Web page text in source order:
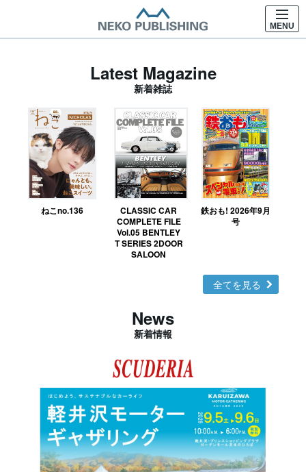
MENU
Latest Magazine
新着雑誌
ねこno.136
CLASSIC CAR
COMPLETE FILE
Vol.05 BENTLEY
T SERIES 2DOOR
SALOON
鉄おも! 2026年9月
号
全てを見る
News
新着情報